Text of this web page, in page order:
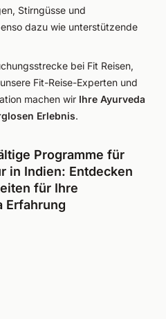
Stirngüsse und
dazu wie unterstützende
bei Fit Reisen,
Fit-Reise-Experten und
machen wir Ihre Ayurveda
Erlebnis.
Programme für
in Indien: Entdecken
für Ihre
Erfahrung